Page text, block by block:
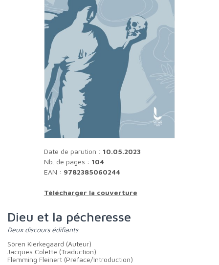
Date de parution : 10.05.2023
Nb. de pages : 104
EAN : 9782385060244
Télécharger la couverture
Dieu et la pécheresse
Deux discours édifiants
Sören Kierkegaard (Auteur)
Jacques Colette (Traduction)
Flemming Fleinert (Préface/Introduction)